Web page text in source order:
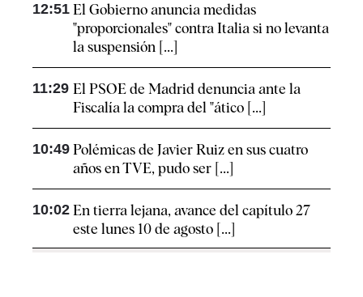
12:51 El Gobierno anuncia medidas
"proporcionales" contra Italia si no levanta
la suspensión [...]
11:29 El PSOE de Madrid denuncia ante la
Fiscalía la compra del "ático [...]
10:49 Polémicas de Javier Ruiz en sus cuatro
años en TVE, pudo ser [...]
10:02 En tierra lejana, avance del capítulo 27
este lunes 10 de agosto [...]